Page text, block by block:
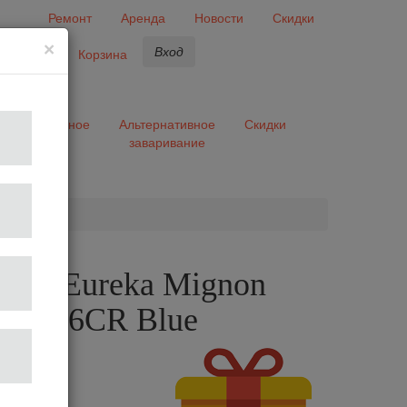
Ремонт Аренда Новости
Скидки
Корзина Вход
Разное
Альтернативное
заваривание
Скидки
Eureka Mignon
50 16CR Blue
×